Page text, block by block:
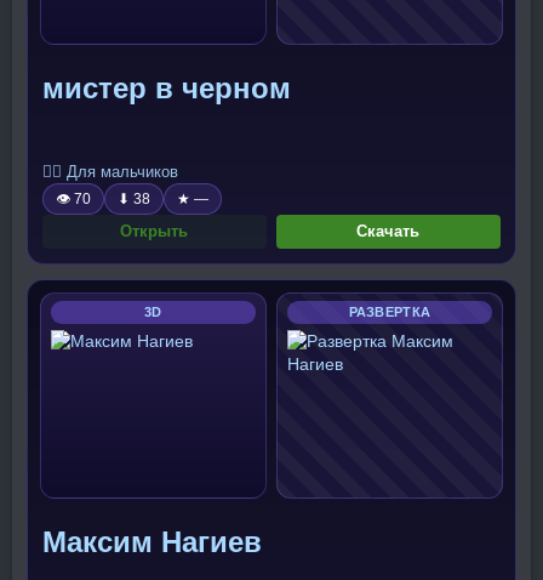
мистер в черном
🧍‍♂️ Для мальчиков
👁 70 ⬇ 38 ★ —
Открыть Скачать
3D РАЗВЕРТКА
Максим Нагиев